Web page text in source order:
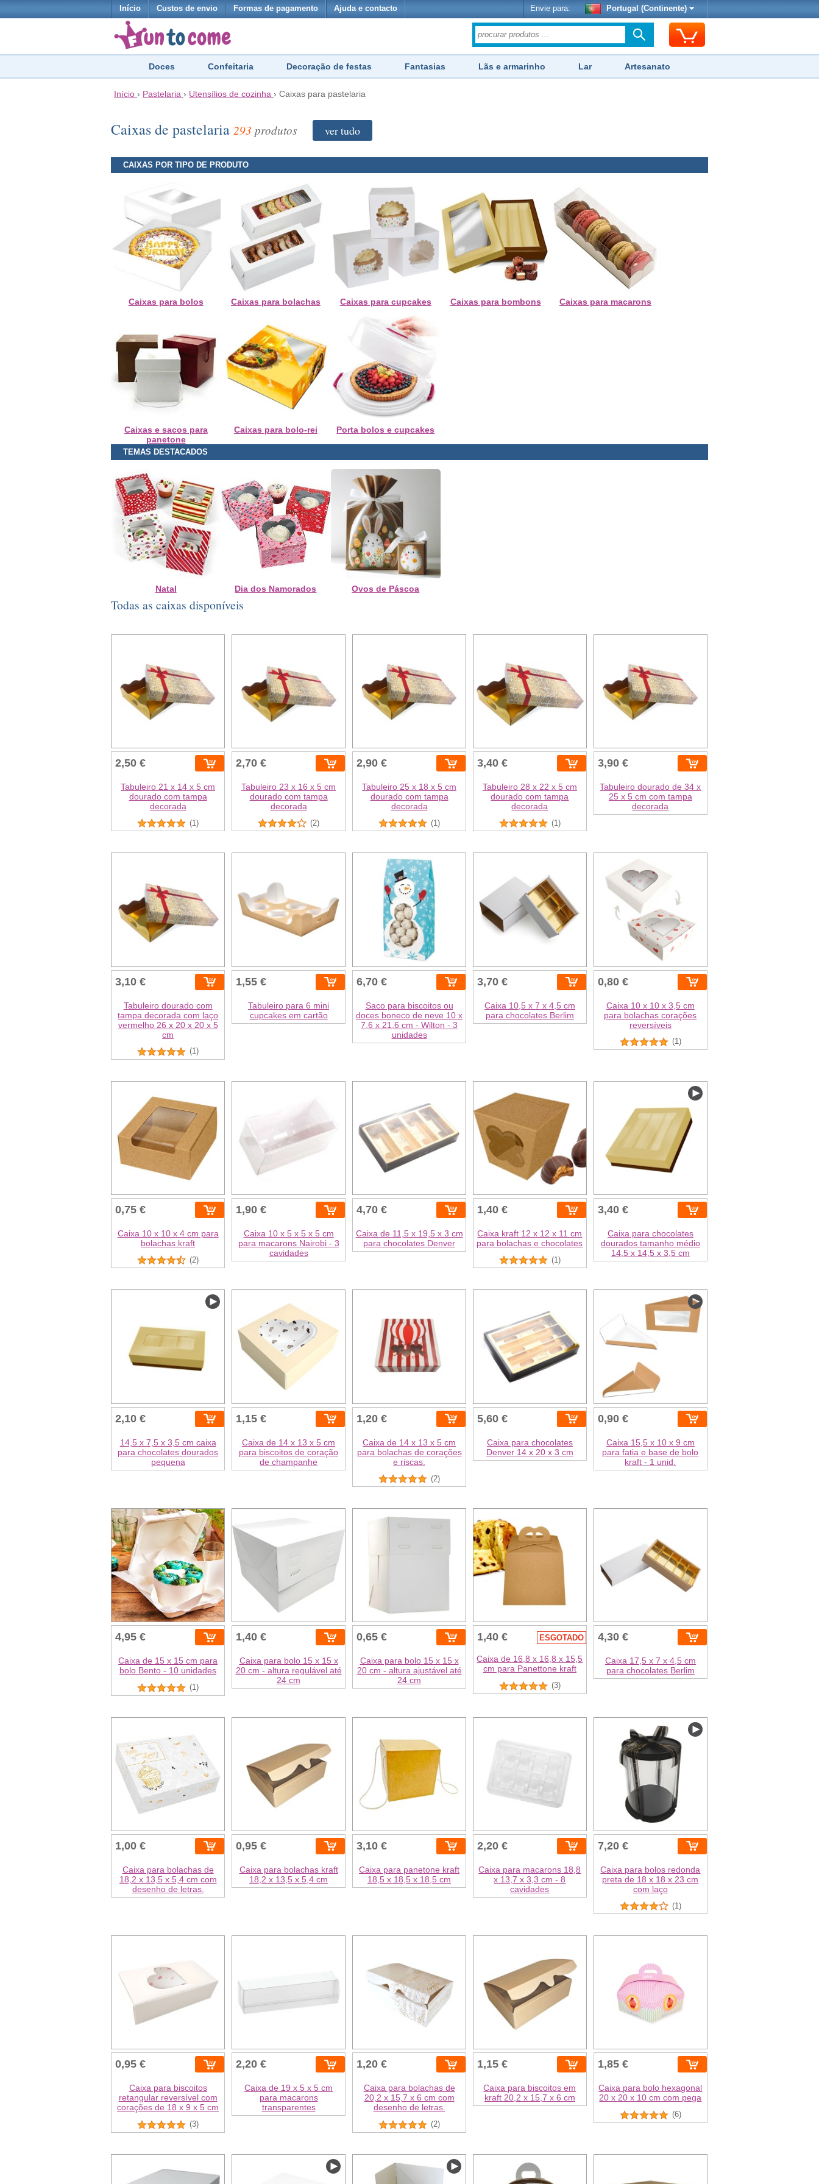
Início Custos de envio Formas de pagamento Ajuda e contacto Envie para: Portugal (Continente)
Doces Confeitaria Decoração de festas Fantasias Lãs e armarinho Lar Artesanato
Início › Pastelaria › Utensílios de cozinha › Caixas para pastelaria
Caixas de pastelaria 293 produtos ver tudo
CAIXAS POR TIPO DE PRODUTO
Caixas para bolos Caixas para bolachas Caixas para cupcakes Caixas para bombons Caixas para macarons
Caixas e sacos para
panetone
Caixas para bolo-rei Porta bolos e cupcakes
TEMAS DESTACADOS
Natal Dia dos Namorados Ovos de Páscoa
Todas as caixas disponíveis
2,50 €
Tabuleiro 21 x 14 x 5 cm
dourado com tampa
decorada
(1)
2,70 €
Tabuleiro 23 x 16 x 5 cm
dourado com tampa
decorada
(2)
2,90 €
Tabuleiro 25 x 18 x 5 cm
dourado com tampa
decorada
(1)
3,40 €
Tabuleiro 28 x 22 x 5 cm
dourado com tampa
decorada
(1)
3,90 €
Tabuleiro dourado de 34 x
25 x 5 cm com tampa
decorada
3,10 €
Tabuleiro dourado com
tampa decorada com laço
vermelho 26 x 20 x 20 x 5
cm
(1)
1,55 €
Tabuleiro para 6 mini
cupcakes em cartão
6,70 €
Saco para biscoitos ou
doces boneco de neve 10 x
7,6 x 21,6 cm - Wilton - 3
unidades
3,70 €
Caixa 10,5 x 7 x 4,5 cm
para chocolates Berlim
0,80 €
Caixa 10 x 10 x 3,5 cm
para bolachas corações
reversíveis
(1)
0,75 €
Caixa 10 x 10 x 4 cm para
bolachas kraft
(2)
1,90 €
Caixa 10 x 5 x 5 x 5 cm
para macarons Nairobi - 3
cavidades
4,70 €
Caixa de 11,5 x 19,5 x 3 cm
para chocolates Denver
1,40 €
Caixa kraft 12 x 12 x 11 cm
para bolachas e chocolates
(1)
3,40 €
Caixa para chocolates
dourados tamanho médio
14,5 x 14,5 x 3,5 cm
2,10 €
14,5 x 7,5 x 3,5 cm caixa
para chocolates dourados
pequena
1,15 €
Caixa de 14 x 13 x 5 cm
para biscoitos de coração
de champanhe
1,20 €
Caixa de 14 x 13 x 5 cm
para bolachas de corações
e riscas.
(2)
5,60 €
Caixa para chocolates
Denver 14 x 20 x 3 cm
0,90 €
Caixa 15,5 x 10 x 9 cm
para fatia e base de bolo
kraft - 1 unid.
4,95 €
Caixa de 15 x 15 cm para
bolo Bento - 10 unidades
(1)
1,40 €
Caixa para bolo 15 x 15 x
20 cm - altura regulável até
24 cm
0,65 €
Caixa para bolo 15 x 15 x
20 cm - altura ajustável até
24 cm
1,40 € ESGOTADO
Caixa de 16,8 x 16,8 x 15,5
cm para Panettone kraft
(3)
4,30 €
Caixa 17,5 x 7 x 4,5 cm
para chocolates Berlim
1,00 €
Caixa para bolachas de
18,2 x 13,5 x 5,4 cm com
desenho de letras.
0,95 €
Caixa para bolachas kraft
18,2 x 13,5 x 5,4 cm
3,10 €
Caixa para panetone kraft
18,5 x 18,5 x 18,5 cm
2,20 €
Caixa para macarons 18,8
x 13,7 x 3,3 cm - 8
cavidades
7,20 €
Caixa para bolos redonda
preta de 18 x 18 x 23 cm
com laço
(1)
0,95 €
Caixa para biscoitos
retangular reversível com
corações de 18 x 9 x 5 cm
(3)
2,20 €
Caixa de 19 x 5 x 5 cm
para macarons
transparentes
1,20 €
Caixa para bolachas de
20,2 x 15,7 x 6 cm com
desenho de letras.
(2)
1,15 €
Caixa para biscoitos em
kraft 20,2 x 15,7 x 6 cm
1,85 €
Caixa para bolo hexagonal
20 x 20 x 10 cm com pega
(6)